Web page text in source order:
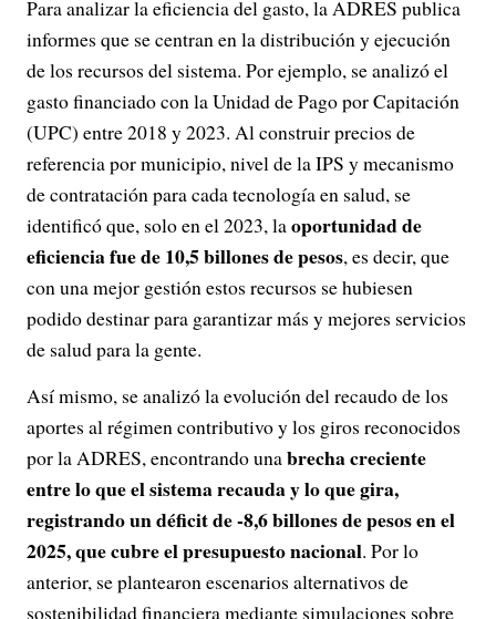
Para analizar la eficiencia del gasto, la ADRES publica
informes que se centran en la distribución y ejecución
de los recursos del sistema. Por ejemplo, se analizó el
gasto financiado con la Unidad de Pago por Capitación
(UPC) entre 2018 y 2023. Al construir precios de
referencia por municipio, nivel de la IPS y mecanismo
de contratación para cada tecnología en salud, se
identificó que, solo en el 2023, laoportunidad de
eficiencia fue de 10,5 billones de pesos, es decir, que
con una mejor gestión estos recursos se hubiesen
podido destinar para garantizar más y mejores servicios
de salud para la gente.
Así mismo, se analizó la evolución del recaudo de los
aportes al régimen contributivo y los giros reconocidos
por la ADRES, encontrando unabrecha creciente
entre lo que el sistema recauda y lo que gira,
registrando un déficit de -8,6 billones de pesos en el
2025, que cubre el presupuesto nacional. Por lo
anterior, se plantearon escenarios alternativos de
sostenibilidad financiera mediante simulaciones sobre